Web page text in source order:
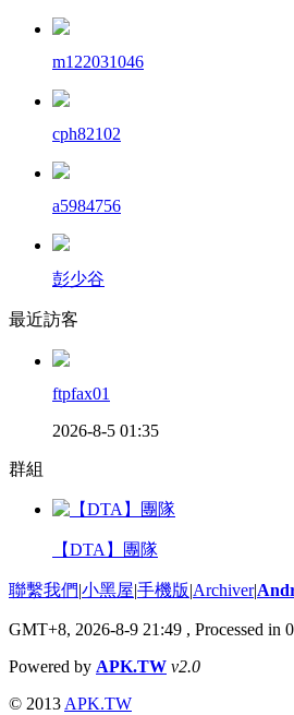
m122031046
cph82102
a5984756
彭少谷
最近訪客
ftpfax01
2026-8-5 01:35
群組
【DTA】團隊
聯繫我們|小黑屋|手機版|Archiver|
GMT+8, 2026-8-9 21:49 , Processed in
Powered by APK.TW v2.0
© 2013 APK.TW